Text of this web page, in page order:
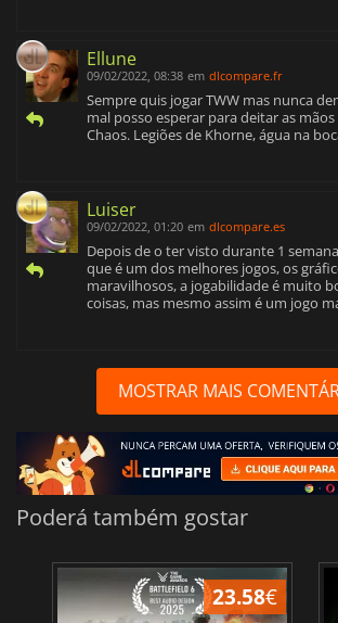
Ellune
09/02/2022, 08:38 em dlcompare.fr
Sempre quis jogar TWW mas nunca
mal posso esperar para deitar as mãos
Chaos. Legiões de Khorne, água na
Luiser
09/02/2022, 01:20 em dlcompare.es
Depois de o ter visto durante 1
que é um dos melhores jogos, os
maravilhosos, a jogabilidade é muito
coisas, mas mesmo assim é um jogo
MOSTRAR MAIS
Poderá também gostar
23.58€